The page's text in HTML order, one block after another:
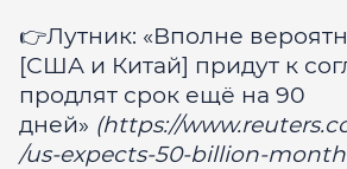
👉Лутник: «Вполне
[США и Китай] придут к
продлят срок ещё на 90
дней» (https://
/us-expects-50-billion-